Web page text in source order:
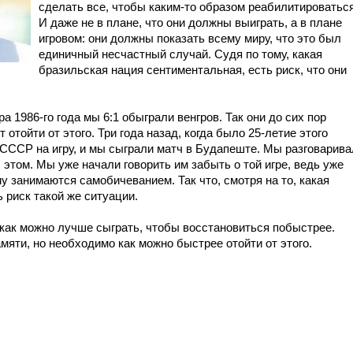
сделать все, чтобы каким-то образом
И даже не в плане, что они должны выиграть, а в плане
игровом: они должны показать всему миру, что это был
единичный несчастный случай. Судя по тому, какая
бразильская нация сентиментальная, есть риск, что они
1986-го года мы 6:1 обыграли венгров. Так они до сих пор
от этого. Три года назад, когда было 25-летие этого
на игру, и мы сыграли матч в Будапеште. Мы
этом. Мы уже начали говорить им забыть о той игре, ведь уже
самобичеванием. Так что, смотря на то, какая
такой же ситуации.
можно лучше сыграть, чтобы восстановиться побыстрее.
но необходимо как можно быстрее отойти от этого.